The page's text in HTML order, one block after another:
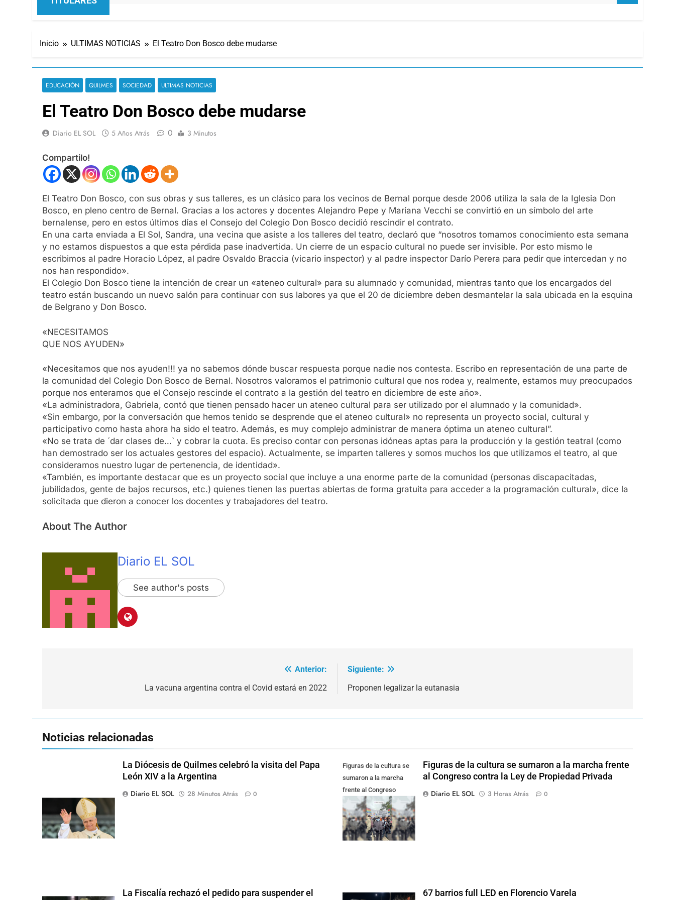
Inicio ULTIMAS NOTICIAS El Teatro Don Bosco debe mudarse
EDUCACIÓN QUILMES SOCIEDAD ULTIMAS NOTICIAS
El Teatro Don Bosco debe mudarse
Diario EL SOL 5 Años Atrás 0 3 Minutos
Compartilo!
El Teatro Don Bosco, con sus obras y sus talleres, es un clásico para los vecinos de Bernal porque desde 2006 utiliza la sala de la Iglesia Don
Bosco, en pleno centro de Bernal. Gracias a los actores y docentes Alejandro Pepe y Maríana Vecchi se convirtió en un símbolo del arte
bernalense, pero en estos últimos días el Consejo del Colegio Don Bosco decidió rescindir el contrato.
En una carta enviada a El Sol, Sandra, una vecina que asiste a los talleres del teatro, declaró que “nosotros tomamos conocimiento esta semana
y no estamos dispuestos a que esta pérdida pase inadvertida. Un cierre de un espacio cultural no puede ser invisible. Por esto mismo le
escribimos al padre Horacio López, al padre Osvaldo Braccia (vicario inspector) y al padre inspector Darío Perera para pedir que intercedan y no
nos han respondido».
El Colegio Don Bosco tiene la intención de crear un «ateneo cultural» para su alumnado y comunidad, mientras tanto que los encargados del
teatro están buscando un nuevo salón para continuar con sus labores ya que el 20 de diciembre deben desmantelar la sala ubicada en la esquina
de Belgrano y Don Bosco.
«NECESITAMOS
QUE NOS AYUDEN»
«Necesitamos que nos ayuden!!! ya no sabemos dónde buscar respuesta porque nadie nos contesta. Escribo en representación de una parte de
la comunidad del Colegio Don Bosco de Bernal. Nosotros valoramos el patrimonio cultural que nos rodea y, realmente, estamos muy preocupados
porque nos enteramos que el Consejo rescinde el contrato a la gestión del teatro en diciembre de este año».
«La administradora, Gabriela, contó que tienen pensado hacer un ateneo cultural para ser utilizado por el alumnado y la comunidad».
«Sin embargo, por la conversación que hemos tenido se desprende que el ateneo cultural» no representa un proyecto social, cultural y
participativo como hasta ahora ha sido el teatro. Además, es muy complejo administrar de manera óptima un ateneo cultural”.
«No se trata de ´dar clases de…` y cobrar la cuota. Es preciso contar con personas idóneas aptas para la producción y la gestión teatral (como
han demostrado ser los actuales gestores del espacio). Actualmente, se imparten talleres y somos muchos los que utilizamos el teatro, al que
consideramos nuestro lugar de pertenencia, de identidad».
«También, es importante destacar que es un proyecto social que incluye a una enorme parte de la comunidad (personas discapacitadas,
jubilidados, gente de bajos recursos, etc.) quienes tienen las puertas abiertas de forma gratuita para acceder a la programación cultural», dice la
solicitada que dieron a conocer los docentes y trabajadores del teatro.
About The Author
Diario EL SOL
See author's posts
Anterior:
La vacuna argentina contra el Covid estará en 2022
Siguiente:
Proponen legalizar la eutanasia
Noticias relacionadas
La Diócesis de Quilmes celebró la visita del Papa
León XIV a la Argentina
Diario EL SOL
28 Minutos Atrás 0
Figuras de la cultura se
sumaron a la marcha
frente al Congreso
contra la Ley de
Propiedad Privada
Figuras de la cultura se sumaron a la marcha frente
al Congreso contra la Ley de Propiedad Privada
Diario EL SOL
3 Horas Atrás 0
La Fiscalía rechazó el pedido para suspender el
67 barrios full LED en Florencio Varela